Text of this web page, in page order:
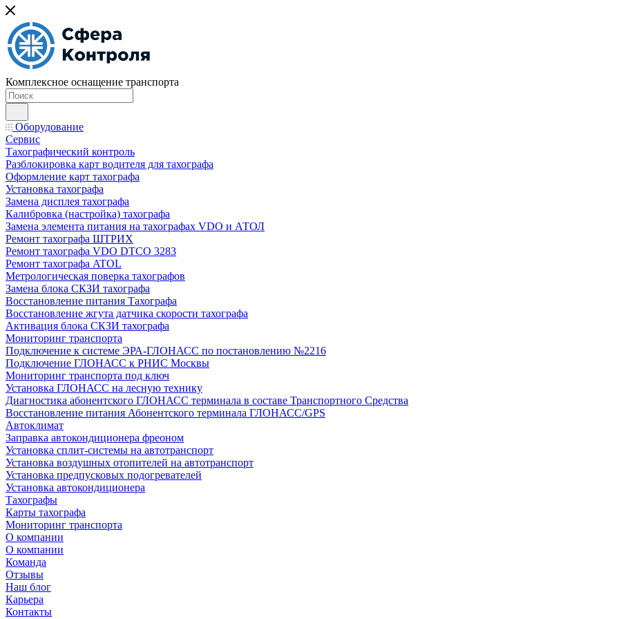
Комплексное оснащение транспорта
Оборудование
Сервис
Тахографический контроль
Разблокировка карт водителя для тахографа
Оформление карт тахографа
Установка тахографа
Замена дисплея тахографа
Калибровка (настройка) тахографа
Замена элемента питания на тахографах VDO и АТОЛ
Ремонт тахографа ШТРИХ
Ремонт тахографа VDO DTCO 3283
Ремонт тахографа ATOL
Метрологическая поверка тахографов
Замена блока СКЗИ тахографа
Восстановление питания Тахографа
Восстановление жгута датчика скорости тахографа
Активация блока СКЗИ тахографа
Мониторинг транспорта
Подключение к системе ЭРА-ГЛОНАСС по постановлению №2216
Подключение ГЛОНАСС к РНИС Москвы
Мониторинг транспорта под ключ
Установка ГЛОНАСС на лесную технику
Диагностика абонентского ГЛОНАСС терминала в составе Транспортного Средства
Восстановление питания Абонентского терминала ГЛОНАСС/GPS
Автоклимат
Заправка автокондиционера фреоном
Установка сплит-системы на автотранспорт
Установка воздушных отопителей на автотранспорт
Установка предпусковых подогревателей
Установка автокондиционера
Тахографы
Карты тахографа
Мониторинг транспорта
О компании
О компании
Команда
Отзывы
Наш блог
Карьера
Контакты